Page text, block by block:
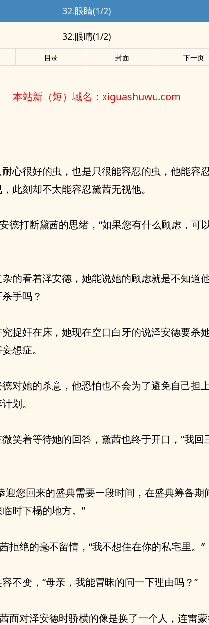
32.眼睛(1/2)
32.眼睛(1/2)
目录 封面 下一页
本站新（短）域名：xiguashuwu.com
心很好的虫，也是只很能容忍的虫，他能容
此刻却不太能容忍黛茜无视他。
德打断黛茜的思绪，“如果您有什么顾虑，可
的看着泽安德，她能说她的顾虑就是不知道
手吗？
捉奸在床，她现在空口白牙的说泽安德要杀
想症。
对她的杀意，他恐怕也不会为了避免自己担
划。
笑着等待她的回答，黛茜也终于开口，“我回
迎您回来的盛典需要一段时间，在盛典筹备期
时下榻的地方。”
拒绝的毫不留情，“我不想住在你的私宅里。”
不变，“母亲，我能冒昧的问一下理由吗？”
面对泽安德时骄横的像是换了一个人，连雷